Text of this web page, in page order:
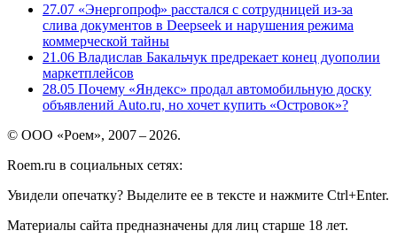
27.07 «Энергопроф» расстался с сотрудницей из-за
слива документов в Deepseek и нарушения режима
коммерческой тайны
21.06 Владислав Бакальчук предрекает конец дуополии
маркетплейсов
28.05 Почему «Яндекс» продал автомобильную доску
объявлений Auto.ru, но хочет купить «Островок»?
© ООО «Роем», 2007 – 2026.
Roem.ru в социальных сетях:
Увидели опечатку? Выделите ее в тексте и нажмите Ctrl+Enter.
Материалы сайта предназначены для лиц старше 18 лет.